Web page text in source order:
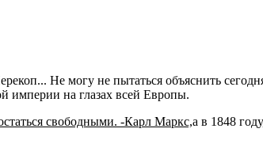
Не могу не пытаться объяснить
империи на глазах всей Европы.
свободными. -Карл Маркс,а в 1848